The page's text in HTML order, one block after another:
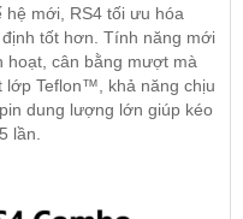
hệ mới, RS4 tối ưu hóa
tốt hơn. Tính năng mới
hoạt, cân bằng mượt mà
lớp Teflon™, khả năng chịu
dung lượng lớn giúp kéo
lần.